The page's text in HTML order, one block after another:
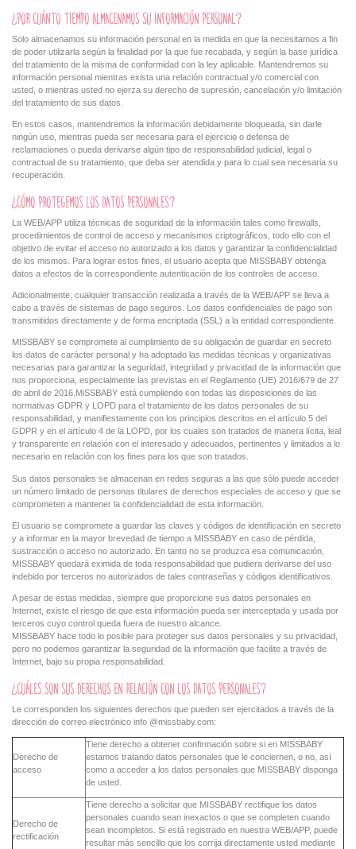
¿POR CUÁNTO TIEMPO ALMACENAMOS SU INFORMACIÓN PERSONAL?
Solo almacenamos su información personal en la medida en que la necesitamos a fin
de poder utilizarla según la finalidad por la que fue recabada, y según la base jurídica
del tratamiento de la misma de conformidad con la ley aplicable. Mantendremos su
información personal mientras exista una relación contractual y/o comercial con
usted, o mientras usted no ejerza su derecho de supresión, cancelación y/o limitación
del tratamiento de sus datos.
En estos casos, mantendremos la información debidamente bloqueada, sin darle
ningún uso, mientras pueda ser necesaria para el ejercicio o defensa de
reclamaciones o pueda derivarse algún tipo de responsabilidad judicial, legal o
contractual de su tratamiento, que deba ser atendida y para lo cual sea necesaria su
recuperación.
¿CÓMO PROTEGEMOS LOS DATOS PERSONALES?
La WEB/APP utiliza técnicas de seguridad de la información tales como firewalls,
procedimientos de control de acceso y mecanismos criptográficos, todo ello con el
objetivo de evitar el acceso no autorizado a los datos y garantizar la confidencialidad
de los mismos. Para lograr estos fines, el usuario acepta que MISSBABY obtenga
datos a efectos de la correspondiente autenticación de los controles de acceso.
Adicionalmente, cualquier transacción realizada a través de la WEB/APP se lleva a
cabo a través de sistemas de pago seguros. Los datos confidenciales de pago son
transmitidos directamente y de forma encriptada (SSL) a la entidad correspondiente.
MISSBABY se compromete al cumplimiento de su obligación de guardar en secreto
los datos de carácter personal y ha adoptado las medidas técnicas y organizativas
necesarias para garantizar la seguridad, integridad y privacidad de la información que
nos proporciona, especialmente las previstas en el Reglamento (UE) 2016/679 de 27
de abril de 2016.MiSSBABY está cumpliendo con todas las disposiciones de las
normativas GDPR y LOPD para el tratamiento de los datos personales de su
responsabilidad, y manifiestamente con los principios descritos en el artículo 5 del
GDPR y en el artículo 4 de la LOPD, por los cuales son tratados de manera lícita, leal
y transparente en relación con el interesado y adecuados, pertinentes y limitados a lo
necesario en relación con los fines para los que son tratados.
Sus datos personales se almacenan en redes seguras a las que sólo puede acceder
un número limitado de personas titulares de derechos especiales de acceso y que se
comprometen a mantener la confidencialidad de esta información.
El usuario se compromete a guardar las claves y códigos de identificación en secreto
y a informar en la mayor brevedad de tiempo a MISSBABY en caso de pérdida,
sustracción o acceso no autorizado. En tanto no se produzca esa comunicación,
MISSBABY quedará eximida de toda responsabilidad que pudiera derivarse del uso
indebido por terceros no autorizados de tales contraseñas y códigos identificativos.
A pesar de estas medidas, siempre que proporcione sus datos personales en
Internet, existe el riesgo de que esta información pueda ser interceptada y usada por
terceros cuyo control queda fuera de nuestro alcance.
MISSBABY hace todo lo posible para proteger sus datos personales y su privacidad,
pero no podemos garantizar la seguridad de la información que facilite a través de
Internet, bajo su propia responsabilidad.
¿CUÁLES SON SUS DERECHOS EN RELACIÓN CON LOS DATOS PERSONALES?
Le corresponden los siguientes derechos que pueden ser ejercitados a través de la
dirección de correo electrónico info @missbaby.com:
Derecho de
acceso
Tiene derecho a obtener confirmación sobre si en MISSBABY
estamos tratando datos personales que le conciernen, o no, así
como a acceder a los datos personales que MISSBABY disponga
de usted.
Derecho de
rectificación
Tiene derecho a solicitar que MISSBABY rectifique los datos
personales cuando sean inexactos o que se completen cuando
sean incompletos. Si está registrado en nuestra WEB/APP, puede
resultar más sencillo que los corrija directamente usted mediante